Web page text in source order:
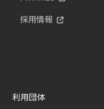
採用情報
利用団体